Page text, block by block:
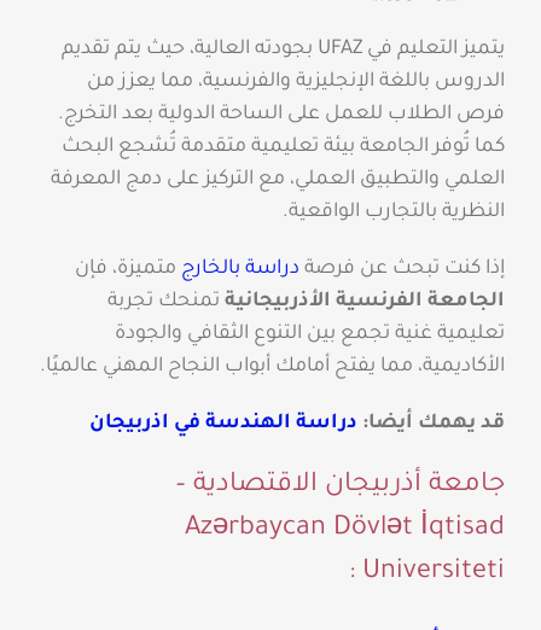
يتميز التعليم في UFAZ بجودته العالية، حيث يتم تقديم
الدروس باللغة الإنجليزية والفرنسية، مما يعزز من
فرص الطلاب للعمل على الساحة الدولية بعد التخرج.
كما تُوفر الجامعة بيئة تعليمية متقدمة تُشجع البحث
العلمي والتطبيق العملي، مع التركيز على دمج المعرفة
النظرية بالتجارب الواقعية.
إذا كنت تبحث عن فرصة دراسة بالخارج متميزة، فإن
الجامعة الفرنسية الأذربيجانيةتمنحك تجربة
تعليمية غنية تجمع بين التنوع الثقافي والجودة
الأكاديمية، مما يفتح أمامك أبواب النجاح المهني عالميًا.
قد يهمك أيضا: دراسة الهندسة في اذربيجان
جامعة أذربيجان الاقتصادية –
Azərbaycan Dövlət İqtisad
Universiteti :